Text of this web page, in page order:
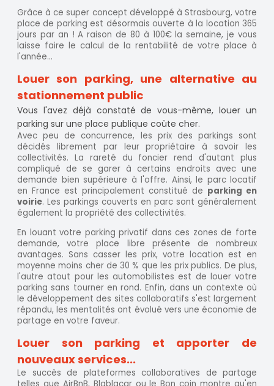
Grâce à ce super concept développé à Strasbourg, votre
place de parking est désormais ouverte à la location 365
jours par an ! A raison de 80 à 100€ la semaine, je vous
laisse faire le calcul de la rentabilité de votre place à
l'année...
Louer son parking, une alternative au
stationnement public
Vous l'avez déjà constaté de vous-même, louer un
parking sur une place publique coûte cher.
Avec peu de concurrence, les prix des parkings sont
décidés librement par leur propriétaire à savoir les
collectivités. La rareté du foncier rend d'autant plus
compliqué de se garer à certains endroits avec une
demande bien supérieure à l'offre. Ainsi, le parc locatif
en France est principalement constitué de parking en
voirie. Les parkings couverts en parc sont généralement
également la propriété des collectivités.
En louant votre parking privatif dans ces zones de forte
demande, votre place libre présente de nombreux
avantages. Sans casser les prix, votre location est en
moyenne moins cher de 30 % que les prix publics. De plus,
l'autre atout pour les automobilistes est de louer votre
parking sans tourner en rond. Enfin, dans un contexte où
le développement des sites collaboratifs s'est largement
répandu, les mentalités ont évolué vers une économie de
partage en votre faveur.
Louer son parking et apporter de
nouveaux services...
Le succès de plateformes collaboratives de partage